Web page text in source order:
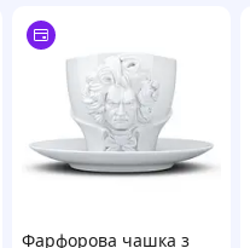
Фарфорова чашка з